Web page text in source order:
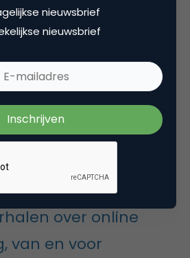
Niets is minder waar. Juist in
zie je een enorme adoptie van
contentmarketing.”
heeft. Een toekomst van
de zon. Zandvrij.
over online
van en voor
nieuwsbrief
nieuwsbrief